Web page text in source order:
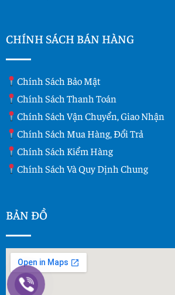
CHÍNH SÁCH BÁN HÀNG
Chính Sách Bảo Mật
Chính Sách Thanh Toán
Chính Sách Vận Chuyển, Giao Nhận
Chính Sách Mua Hàng, Đổi Trả
Chính Sách Kiểm Hàng
Chính Sách Và Quy Dịnh Chung
BẢN ĐỒ